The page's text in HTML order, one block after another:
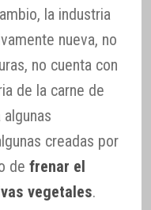
la industria
nueva, no
no cuenta con
de la carne de
creadas por
de frenar el
vegetales.